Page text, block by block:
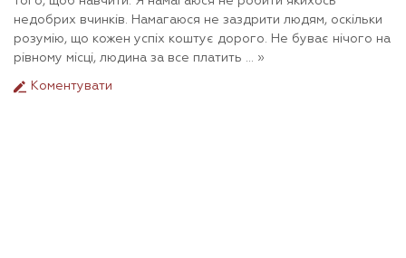
недобрих вчинків. Намагаюся не заздрити людям, оскільки
розумію, що кожен успіх коштує дорого. Не буває нічого на
рівному місці, людина за все платить ... »
Коментувати